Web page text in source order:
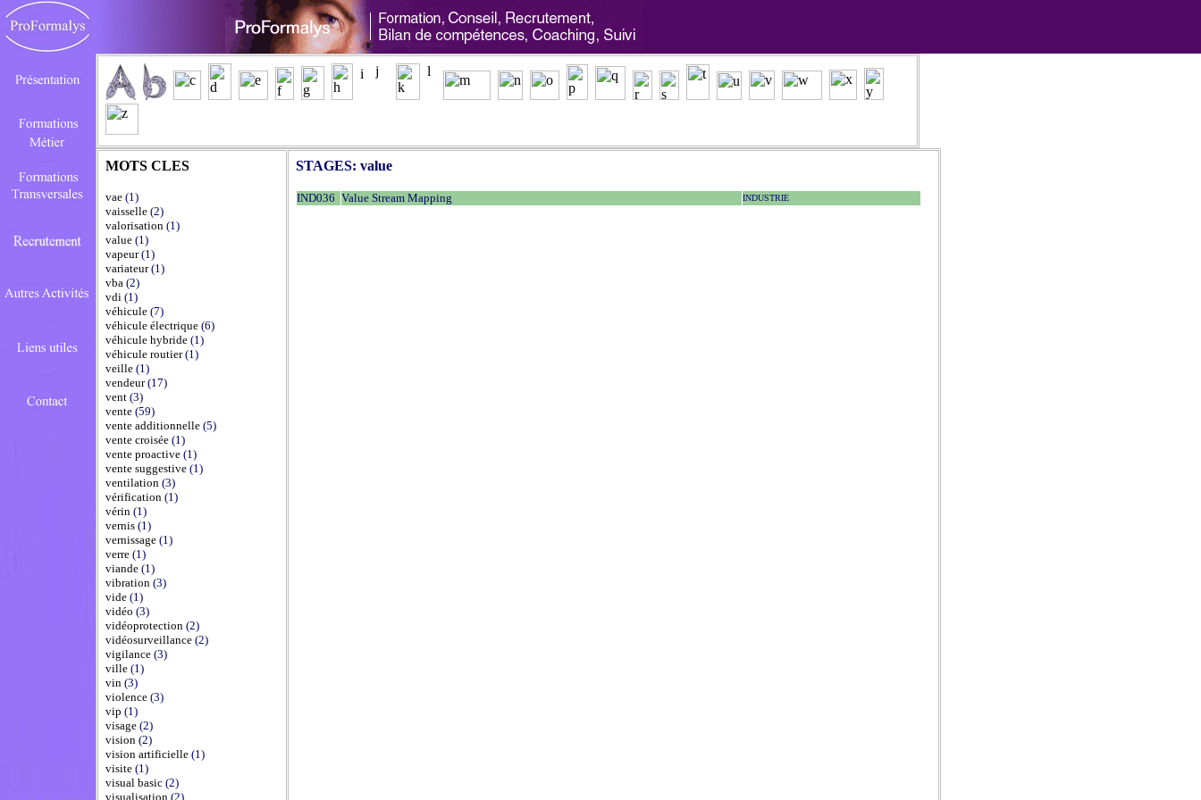
MOTS CLES
vae (1)
vaisselle (2)
valorisation (1)
value (1)
vapeur(1)
variateur(1)
vba (2)
vdi (1)
véhicule (7)
véhicule électrique (6)
véhicule hybride (1)
véhicule routier(1)
veille (1)
vendeur(17)
vent (3)
vente (59)
vente additionnelle (5)
vente croisée (1)
vente proactive (1)
vente suggestive (1)
ventilation (3)
vérification (1)
vérin (1)
vernis (1)
vernissage (1)
verre (1)
viande (1)
vibration (3)
vide (1)
vidéo (3)
vidéoprotection (2)
vidéosurveillance (2)
vigilance (3)
ville (1)
vin (3)
violence (3)
vip (1)
visage (2)
vision (2)
vision artificielle (1)
visite (1)
visual basic (2)
visualisation (2)
STAGES: value
IND036 Value Stream Mapping INDUSTRIE